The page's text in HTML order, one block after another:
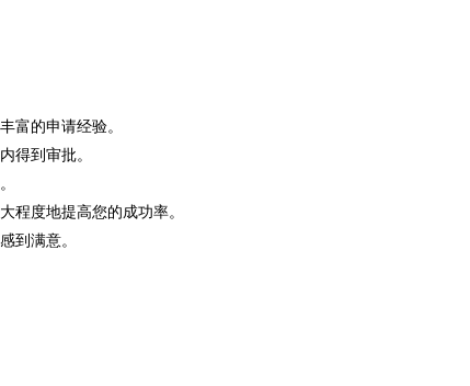
富的申请经验。
得到审批。
程度地提高您的成功率。
到满意。